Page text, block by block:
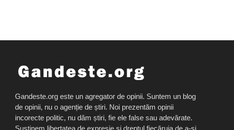
Gandeste.org este un agregator de opinii. Suntem un blog
de opinii, nu o agenție de știri. Noi prezentăm opinii
incorecte politic, nu dăm știri, fie ele false sau adevărate.
Susținem libertatea de expresie și dreptul fiecăruia de a-și